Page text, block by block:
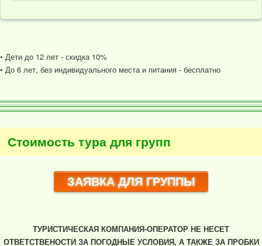
• Дети до 12 лет - скидка 10%
• До 6 лет, без индивидуального места и питания - бесплатно
Стоимость тура для групп
ЗАЯВКА ДЛЯ ГРУППЫ
ТУРИСТИЧЕСКАЯ КОМПАНИЯ-ОПЕРАТОР НЕ НЕСЕТ
ОТВЕТСТВЕНОСТИ ЗА ПОГОДНЫЕ УСЛОВИЯ, А ТАКЖЕ ЗА ПРОБКИ